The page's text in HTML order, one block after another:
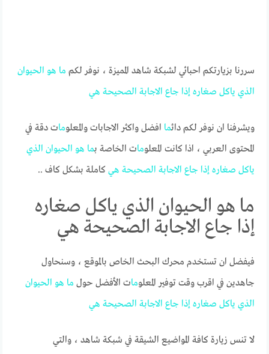
سررنا بزيارتكم احبائي لشبكة شاهد المميزة ، نوفر لكم ما هو الحيوان
الذي ياكل صغاره إذا جاع الاجابة الصحيحة هي
ويشرفنا ان نوفر لكم دائما افضل واكثر الاجابات والمعلومات دقة في
المحتوى العربي ، اذا كانت المعلومات الخاصة بما هو الحيوان الذي
ياكل صغاره إذا جاع الاجابة الصحيحة هي كاملة بشكل كاف ..
ما هو الحيوان الذي ياكل صغاره
إذا جاع الاجابة الصحيحة هي
فيفضل ان تستخدم محرك البحث الخاص بالموقع ، وسنحاول
جاهدين في اقرب وقت توفير المعلومات الأفضل حول ما هو الحيوان
الذي ياكل صغاره إذا جاع الاجابة الصحيحة هي
لا تنس زيارة كافة المواضيع الشيقة في شبكة شاهد ، والتي